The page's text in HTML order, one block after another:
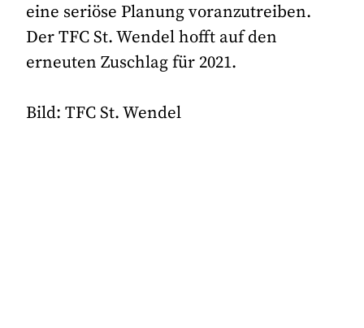
eine seriöse Planung voranzutreiben.
Der TFC St. Wendel hofft auf den
erneuten Zuschlag für 2021.
Bild: TFC St. Wendel